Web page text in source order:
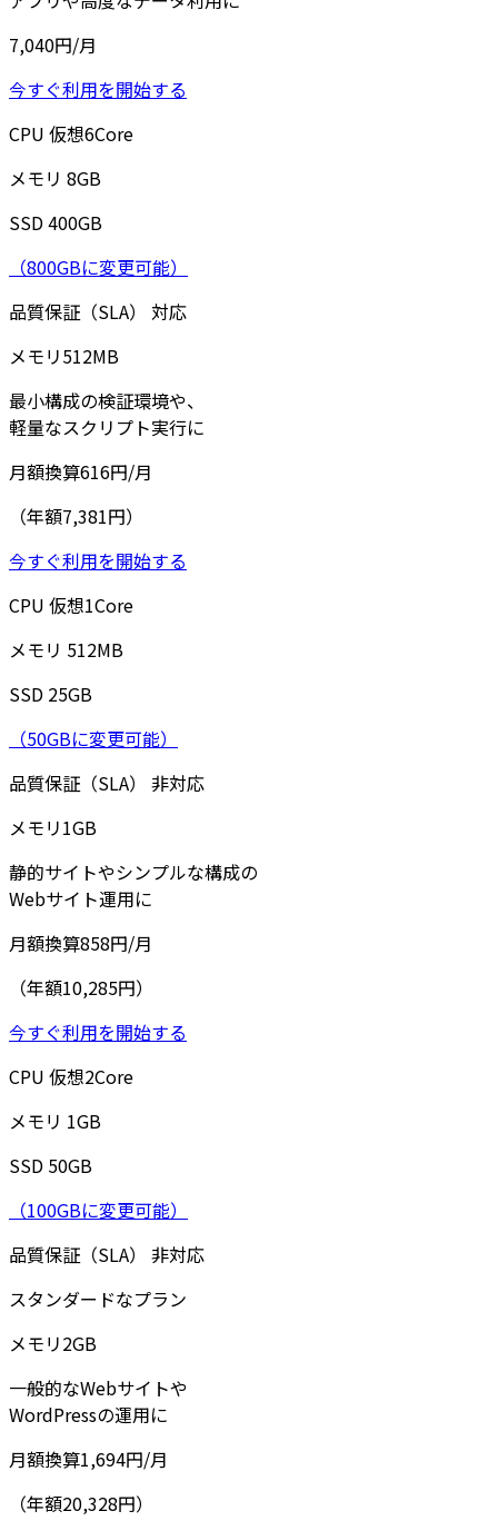
7,040円/月
今すぐ利用を開始する
CPU 仮想6Core
メモリ 8GB
SSD400GB
（800GBに変更可能）
品質保証（SLA）
対応
メモリ512MB
最小構成の検証環境や、
軽量なスクリプト実行に
月額換算616円/月
（年額7,381円）
今すぐ利用を開始する
CPU 仮想1Core
メモリ 512MB
SSD 25GB
（50GBに変更可能）
品質保証（SLA）
非対応
メモリ1GB
静的サイトやシンプルな構成の
Webサイト運用に
月額換算858円/月
（年額10,285円）
今すぐ利用を開始する
CPU 仮想2Core
メモリ 1GB
SSD 50GB
（100GBに変更可能）
品質保証（SLA）
非対応
スタンダードなプラン
メモリ2GB
一般的なWebサイトや
WordPressの運用に
月額換算1,694円/月
（年額20,328円）